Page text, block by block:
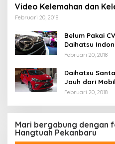
Video Kelemahan dan
Februari 20, 2018
Belum Pakai
Daihatsu
Februari 20, 2018
Daihatsu
Jauh dari Mobil
Februari 20, 2018
Mari bergabung dengan
Hangtuah Pekanbaru